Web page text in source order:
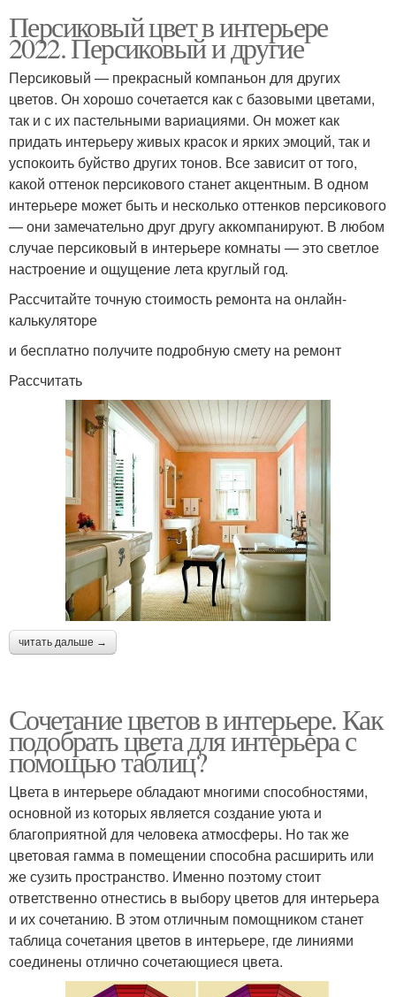
Персиковый цвет в интерьере
2022. Персиковый и другие
Персиковый — прекрасный компаньон для других
цветов. Он хорошо сочетается как с базовыми цветами,
так и с их пастельными вариациями. Он может как
придать интерьеру живых красок и ярких эмоций, так и
успокоить буйство других тонов. Все зависит от того,
какой оттенок персикового станет акцентным. В одном
интерьере может быть и несколько оттенков персикового
— они замечательно друг другу аккомпанируют. В любом
случае персиковый в интерьере комнаты — это светлое
настроение и ощущение лета круглый год.
Рассчитайте точную стоимость ремонта на онлайн-
калькуляторе
и бесплатно получите подробную смету на ремонт
Рассчитать
читать дальше →
Сочетание цветов в интерьере. Как
подобрать цвета для интерьера с
помощью таблиц?
Цвета в интерьере обладают многими способностями,
основной из которых является создание уюта и
благоприятной для человека атмосферы. Но так же
цветовая гамма в помещении способна расширить или
же сузить пространство. Именно поэтому стоит
ответственно отнестись в выбору цветов для интерьера
и их сочетанию. В этом отличным помощником станет
таблица сочетания цветов в интерьере, где линиями
соединены отлично сочетающиеся цвета.